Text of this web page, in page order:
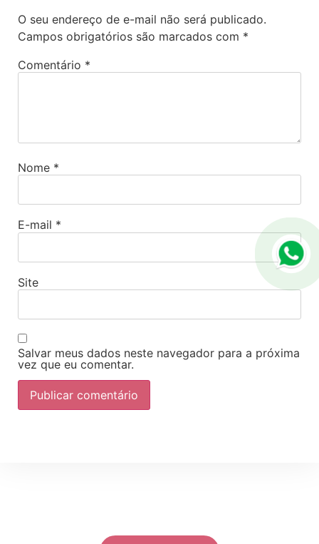
O seu endereço de e-mail não será publicado.
Campos obrigatórios são marcados com *
Comentário *
Nome *
E-mail *
Site
Salvar meus dados neste navegador para a próxima
vez que eu comentar.